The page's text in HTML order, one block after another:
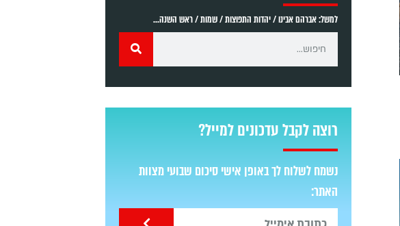
למשל: אברהם אבינו / יהדות התפוצות / שמות / ראש השנה...
רוצה לקבל עדכונים למייל?
נשמח לשלוח לך באופן אישי סיכום שבועי מצוות
האתר: